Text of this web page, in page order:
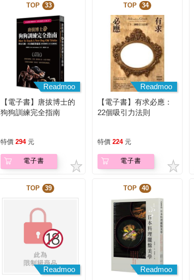
TOP 33
Readmoo
【電子書】唐拔博士的
狗狗訓練完全指南
特價 294 元
電子書
TOP 34
Readmoo
【電子書】有求必應：
22個吸引力法則
特價 224 元
電子書
TOP 39
Readmoo
TOP 40
Readmoo